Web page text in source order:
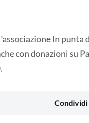
In punta
con donazioni su
Condividi